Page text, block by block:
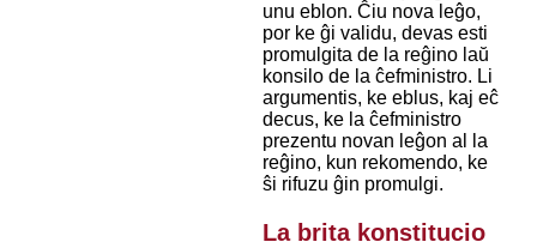
unu eblon. Ĉiu nova leĝo,
por ke ĝi validu, devas esti
promulgita de la reĝino laŭ
konsilo de la ĉefministro. Li
argumentis, ke eblus, kaj eĉ
decus, ke la ĉefministro
prezentu novan leĝon al la
reĝino, kun rekomendo, ke
ŝi rifuzu ĝin promulgi.
La brita konstitucio